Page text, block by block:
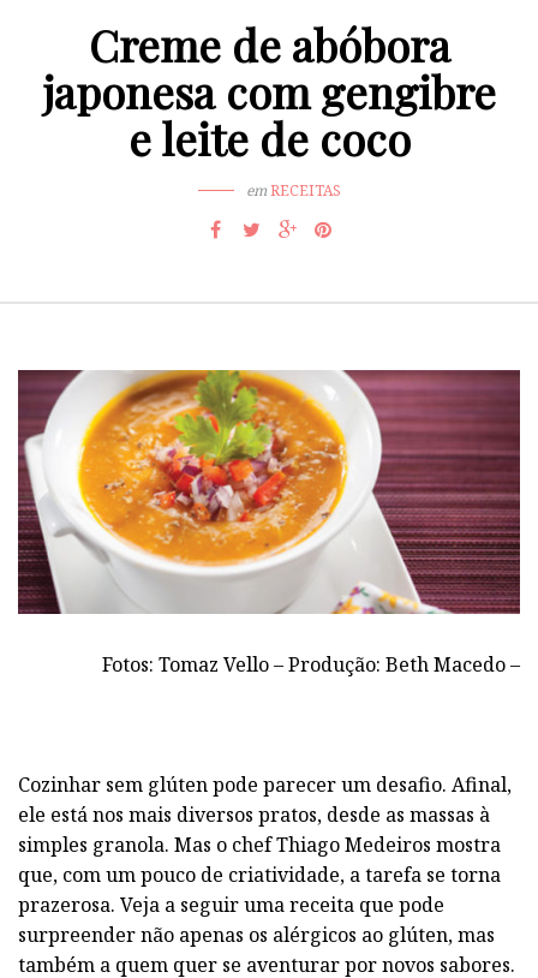
Creme de abóbora
japonesa com gengibre
e leite de coco
emRECEITAS
Fotos: Tomaz Vello – Produção: Beth Macedo –
Cozinhar sem glúten pode parecer um desafio. Afinal,
ele está nos mais diversos pratos, desde as massas à
simples granola. Mas o chef Thiago Medeiros mostra
que, com um pouco de criatividade, a tarefa se torna
prazerosa. Veja a seguir uma receita que pode
surpreender não apenas os alérgicos ao glúten, mas
também a quem quer se aventurar por novos sabores.